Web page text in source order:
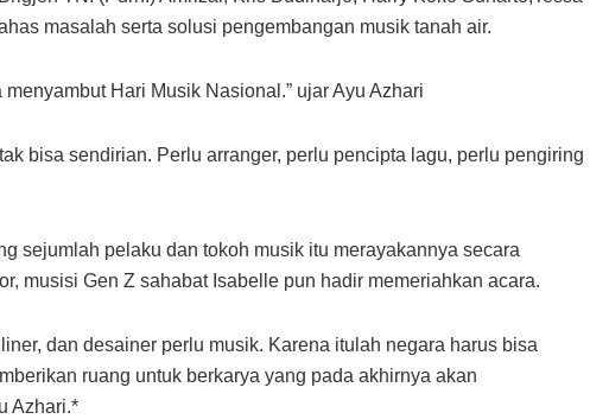
masalah serta solusi pengembangan musik tanah air.
Hari Musik Nasional.” ujar Ayu Azhari
bisa sendirian. Perlu arranger, perlu pencipta lagu, perlu pengiring
sejumlah pelaku dan tokoh musik itu merayakannya secara
musisi Gen Z sahabat Isabelle pun hadir memeriahkan acara.
dan desainer perlu musik. Karena itulah negara harus bisa
ruang untuk berkarya yang pada akhirnya akan
Azhari.*